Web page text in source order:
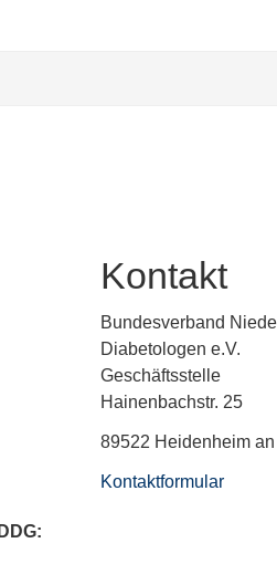
Kontakt
Bundesverband
Diabetologen e.V.
Geschäftsstelle
Hainenbachstr. 25
89522 Heidenheim
Kontaktformular